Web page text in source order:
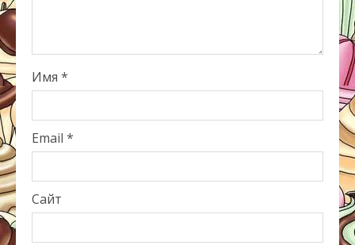
Имя *
Email *
Сайт